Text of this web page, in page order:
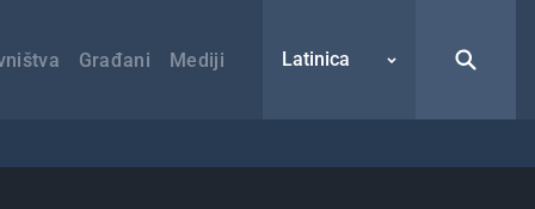
Građani Mediji Latinica